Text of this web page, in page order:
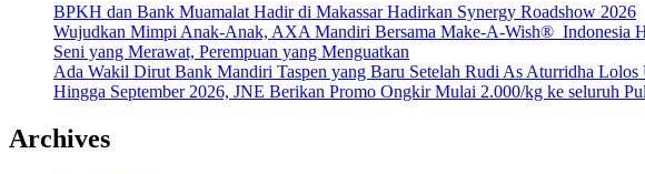
BPKH dan Bank Muamalat Hadir di Makassar Hadirkan Synergy Roadshow 2026
Wujudkan Mimpi Anak-Anak, AXA Mandiri Bersama Make-A-Wish® Indonesia
Seni yang Merawat, Perempuan yang Menguatkan
Ada Wakil Dirut Bank Mandiri Taspen yang Baru Setelah Rudi As Aturridha
Hingga September 2026, JNE Berikan Promo Ongkir Mulai 2.000/kg ke seluruh
Archives